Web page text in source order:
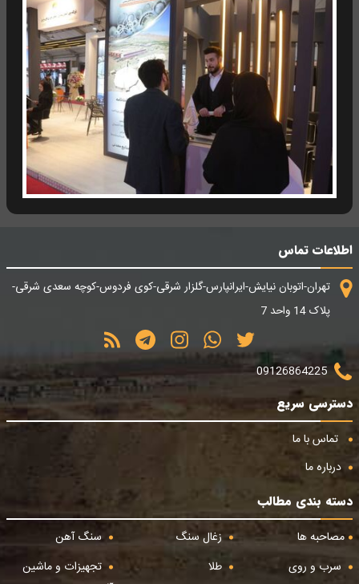
اطلاعات تماس
تهران-اتوبان نیایش-ایرانپارس-گلزار شرقی-کوی فردوس-کوچه سعدی شرقی-
پلاک 14 واحد 7
09126864225
دسترسی سریع
تماس با ما
درباره ما
دسته بندی مطالب
مصاحبه ها
زغال سنگ
سنگ آهن
سرب و روی
طلا
تجهیزات و ماشین